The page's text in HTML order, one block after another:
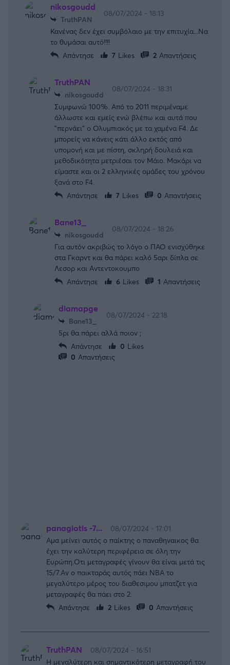
nikosgoudd
TruthPAN
08/07/2024 - 18:13
Κανένας δεν έχει συμβόλαιο με την επιτυχία...Να
το θυμάσαι αυτό!!!!
Απάντησε
7 Likes 2 Απαντήσεις
TruthPAN
nikosgoudd
08/07/2024 - 18:31
Συμφωνώ 100%. Από το 2011 περιμέναμε
άλλωστε και εμείς ενώ βλέπω και αυτά που
"περνάει" ο Ολυμπιακός με τα χαμένα F4. Δε
μπορείς να κάνεις κάτι άλλο εκτός από
υπομονή και με πίστη, σκληρή δουλειά και
μεθοδικότητα μετριέσαι τον Μάιο. Μακάρι να
είμαστε και οι 2 ελληνικές ομάδες του χρόνου
ξανά στο F4.
Απάντησε
7 Likes 0 Απαντήσεις
Bane13_
nikosgoudd
08/07/2024 - 18:26
Για αυτόν ακριβώς το λόγο ο ΠΑΟ ενισχύθηκε
στα Γκαρντ και θα πάρει καλό 5αρι δίπλα σε
Λεσορ και Αντεντοκουμπο
Απάντησε
6 Likes 1 Απαντήσεις
diamapge
Bane13_
08/07/2024 - 22:18
5ρι θα πάρει αλλά ποιον ;
Απάντησε
0 Likes
0 Απαντήσεις
panagiotis -7...
08/07/2024 - 17:01
Αμα μείνει αυτός ο παίκτης ο παναθηναικος θα
έχει την καλύτερη περιφέρεια σε όλη την
Ευρώπη.Οτι μεταγραφές γίνουν θα είναι μετά τις
15/7.Αν ο παικταράς αυτός πάει ΝΒΑ το
μεγαλύτερο μέρος του διαθεσιμου μπατζετ για
μεταγραφές θα πάει στο 2.
Απάντησε
2 Likes 0 Απαντήσεις
TruthPAN
08/07/2024 - 16:51
Η μεγαλύτερη και σημαντικότερη μεταγραφή του